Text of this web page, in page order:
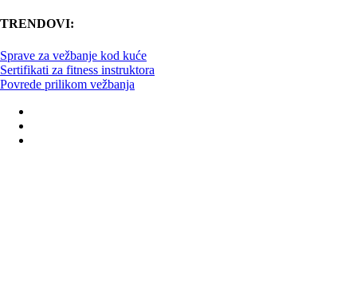
TRENDOVI:
Sprave za vežbanje kod kuće
Sertifikati za fitness instruktora
Povrede prilikom vežbanja